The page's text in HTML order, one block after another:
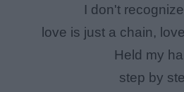
I don't
love is just a chain,
Held my
step by